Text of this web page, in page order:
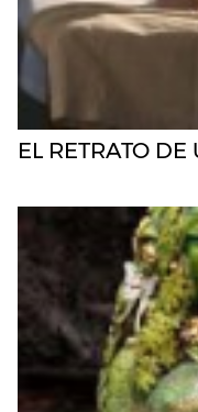
EL RETRATO